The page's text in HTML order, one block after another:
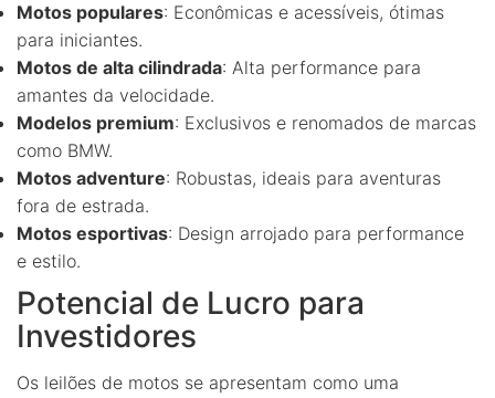
Motos populares: Econômicas e acessíveis, ótimas
para iniciantes.
Motos de alta cilindrada: Alta performance para
amantes da velocidade.
Modelos premium: Exclusivos e renomados de marcas
como BMW.
Motos adventure: Robustas, ideais para aventuras
fora de estrada.
Motos esportivas: Design arrojado para performance
e estilo.
Potencial de Lucro para
Investidores
Os leilões de motos se apresentam como uma